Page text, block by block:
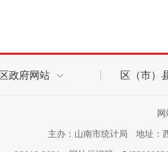
政府网站 区（市）
主办：山南市统计局 地址：